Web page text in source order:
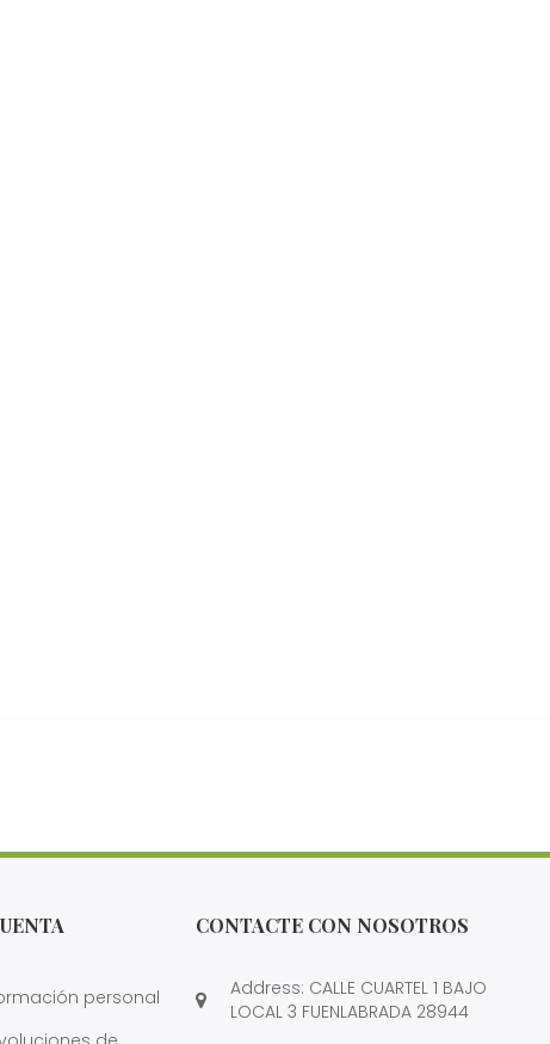
personal
CONTACTE CON NOSOTROS
Address: CALLE CUARTEL 1 BAJO
LOCAL 3 FUENLABRADA 28944